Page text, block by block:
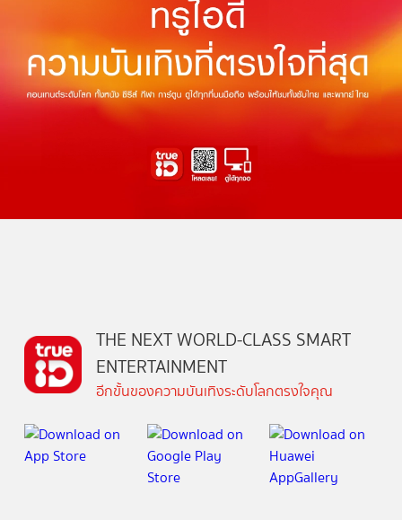
THE NEXT WORLD-CLASS SMART
ENTERTAINMENT
อีกขั้นของความบันเทิงระดับโลกตรงใจคุณ